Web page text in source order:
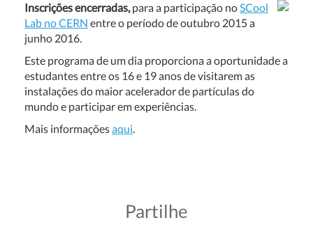
Inscrições encerradas,para a participação noSCool
Lab no CERN entre o período de outubro 2015 a
junho 2016.
Este programa de um dia proporciona a oportunidade a
estudantes entre os 16 e 19 anos de visitarem as
instalações do maior acelerador de partículas do
mundo e participar em experiências.
Mais informaçõesaqui.
Partilhe